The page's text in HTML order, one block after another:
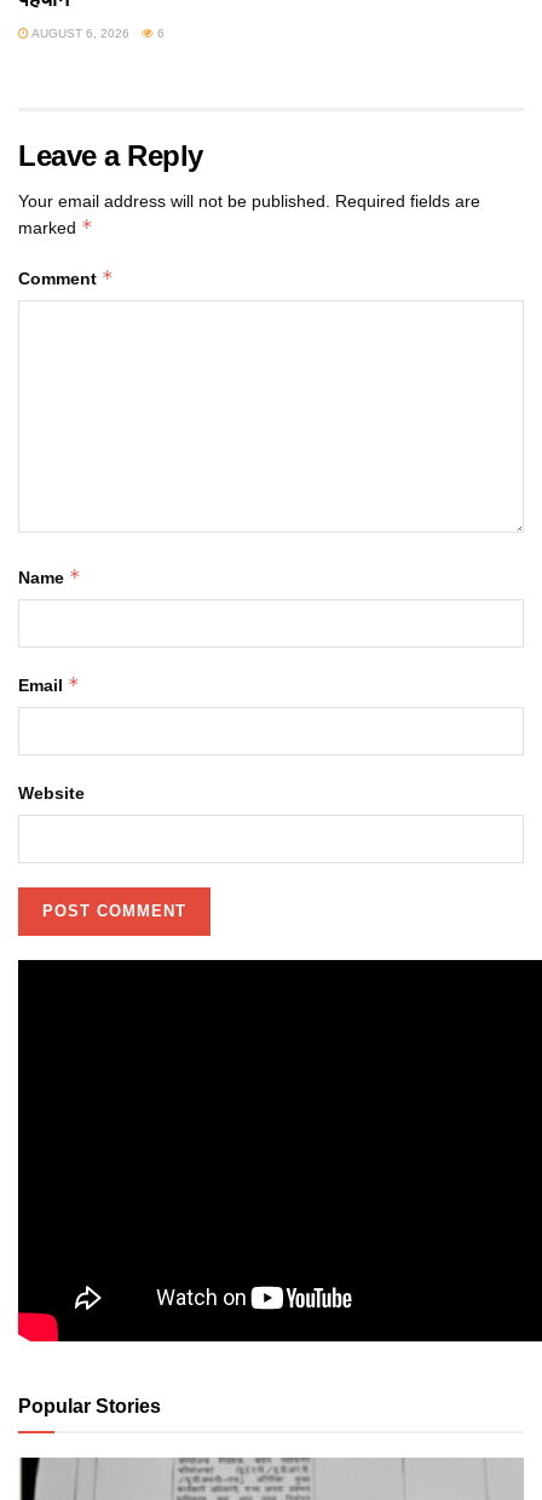
AUGUST 6, 2026 6
Leave a Reply
Your email address will not be published.
Required fields are
marked *
Comment *
Name *
Email *
Website
Popular Stories